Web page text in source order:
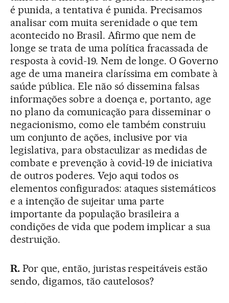
é punida, a tentativa é punida. Precisamos
analisar com muita serenidade o que tem
acontecido no Brasil. Afirmo que nem de
longe se trata de uma política fracassada de
resposta à covid-19. Nem de longe. O Governo
age de uma maneira claríssima em combate à
saúde pública. Ele não só dissemina falsas
informações sobre a doença e, portanto, age
no plano da comunicação para disseminar o
negacionismo, como ele também construiu
um conjunto de ações, inclusive por via
legislativa, para obstaculizar as medidas de
combate e prevenção à covid-19 de iniciativa
de outros poderes. Vejo aqui todos os
elementos configurados: ataques sistemáticos
e a intenção de sujeitar uma parte
importante da população brasileira a
condições de vida que podem implicar a sua
destruição.
R. Por que, então, juristas respeitáveis estão
sendo, digamos, tão cautelosos?